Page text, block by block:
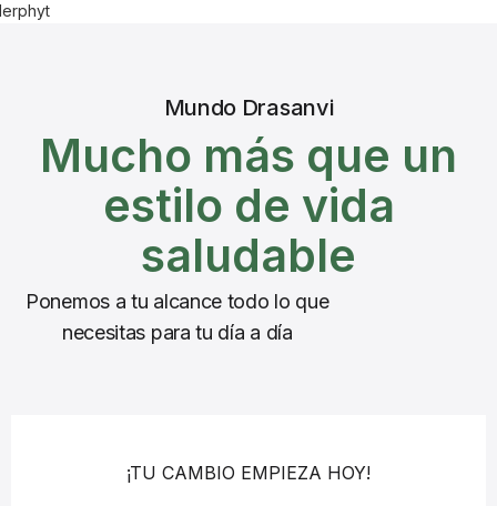
Mundo Drasanvi
Mucho más que un
estilo de vida
saludable
Ponemos a tu alcance todo lo que
necesitas para tu día a día
¡TU CAMBIO EMPIEZA HOY!